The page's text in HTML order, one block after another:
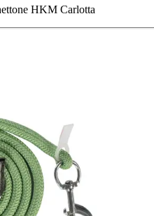
HKM Carlotta